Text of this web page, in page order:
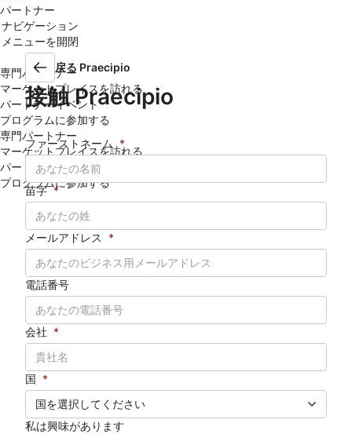
パートナー
ナビゲーション
メニューを開閉
する
専門パートナー
マーケットプレイスを訪れる
パートナーイベント
プログラムに参加する
専門パートナー
マーケットプレイスを訪れる
パートナーイベント
プログラムに参加する
戻る Praecipio
接触Praecipio
ファーストネーム *
苗字 *
メールアドレス *
電話番号
会社 *
国 *
国を選択してください
私は興味があります